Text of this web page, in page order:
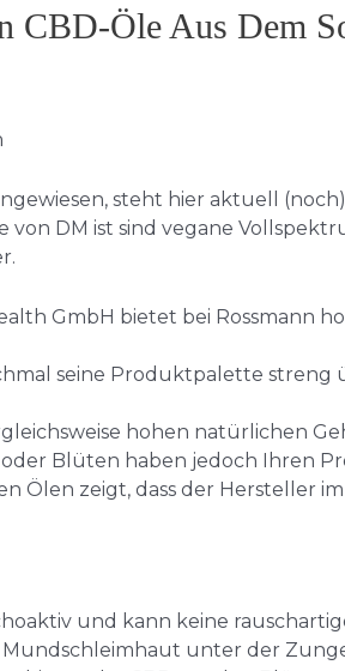
CBD-Öle Aus Dem
steht hier aktuell
von DM ist sind vegane
GmbH bietet bei Rossmann
seine Produktpalette
hohen natürlichen
Blüten haben jedoch Ihren
Ölen zeigt, dass der Hersteller
und kann keine
unter der